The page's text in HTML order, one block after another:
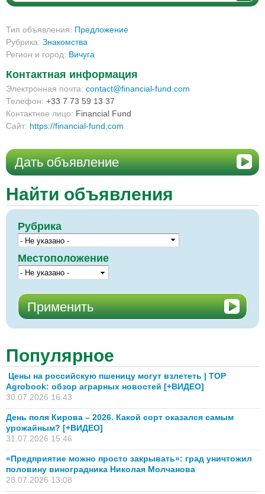
Тип объявления: Предложение
Рубрика: Знакомства
Регион и город: Вичуга
Контактная информация
Электронная почта: contact@financial-fund.com
Телефон: +33 7 73 59 13 37
Контактное лицо: Financial Fund
Сайт: https://financial-fund.com
Дать объявление
Найти объявления
Рубрика
Местоположение
Популярное
Цены на российскую пшеницу могут взлететь | TOP
Agrobook: обзор аграрных новостей [+ВИДЕО]
30.07.2026 16:43
День поля Кирова – 2026. Какой сорт оказался самым
урожайным? [+ВИДЕО]
31.07.2026 15:46
«Предприятие можно просто закрывать»: град уничтожил
половину виноградника Николая Молчанова
28.07.2026 13:08